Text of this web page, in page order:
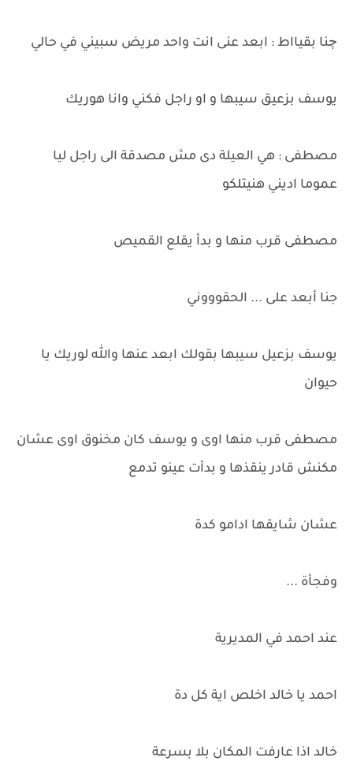
چنا بقيااط : ابعد عنى انت واحد مريض سبيني في حالي
يوسف بزعيق سيبها و او راجل فكني وانا هوريك
مصطفى : هي العيلة دى مش مصدقة الى راجل ليا
عموما اديني هنيتلكو
مصطفى قرب منها و بدأ يقلع القميص
جنا أبعد على ... الحقوووني
يوسف بزعيل سيبها بقولك ابعد عنها والله لوريك يا
حيوان
مصطفى قرب منها اوى و يوسف كان مخنوق اوى عشان
مكنش قادر ينقذها و بدأت عينو تدمع
عشان شايقها ادامو كدة
وفجأة ...
عند احمد في المديرية
احمد يا خالد اخلص اية كل دة
خالد اذا عارفت المكان بلا بسرعة